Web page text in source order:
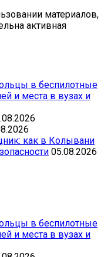
материалов,
активная
в беспилотные
и места в вузах и
как в Колывани
05.08.2026
в беспилотные
и места в вузах и